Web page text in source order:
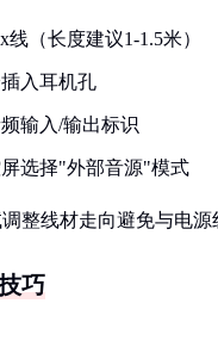
（长度建议1-1.5米）
入耳机孔
输入/输出标识
选择"外部音源"模式
整线材走向避免与电
巧